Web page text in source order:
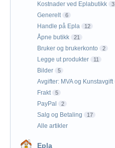
Kostnader ved Eplabutikk 3
Generelt 6
Handle på Epla 12
Åpne butikk 21
Bruker og brukerkonto 2
Legge ut produkter 11
Bilder 5
Avgifter: MVA og Kunstavgift
Frakt 5
PayPal 2
Salg og Betaling 17
Alle artikler
Epla